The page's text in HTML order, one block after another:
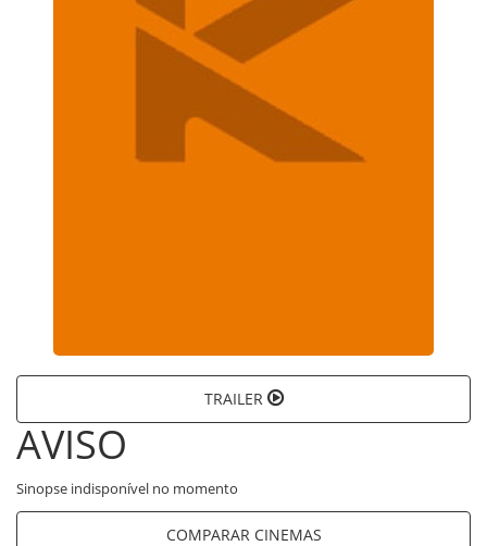
TRAILER
AVISO
Sinopse indisponível no momento
COMPARAR CINEMAS